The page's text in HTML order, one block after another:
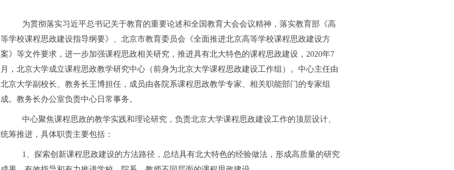
为贯彻落实习近平总书记关于教育的重要论述和全国教育大会会议精神，落实教育部《高
等学校课程思政建设指导纲要》、北京市教育委员会《全面推进北京高等学校课程思政建设方
案》等文件要求，进一步加强课程思政相关研究，推进具有北大特色的课程思政建设，2020年7
月，北京大学成立课程思政教学研究中心（前身为北京大学课程思政建设工作组）。中心主任由
北京大学副校长、教务长王博担任，成员由各院系课程思政教学专家、相关职能部门的专家组
成。教务长办公室负责中心日常事务。
中心聚焦课程思政的教学实践和理论研究，负责北京大学课程思政建设工作的顶层设计、
统筹推进，具体职责主要包括：
1
、探索创新课程思政建设的方法路径，总结具有北大特色的经验做法，形成高质量的研究